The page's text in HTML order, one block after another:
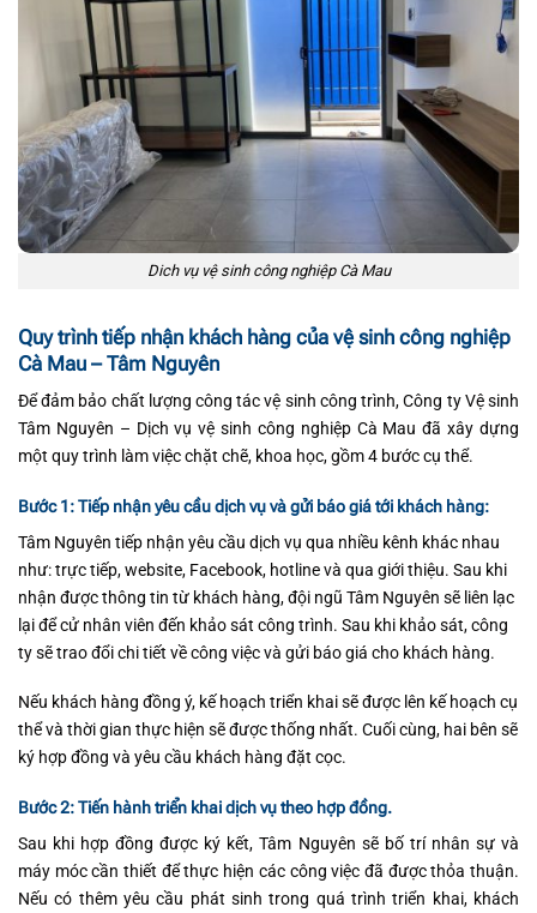
Dich vụ vệ sinh công nghiệp Cà Mau
Quy trình tiếp nhận khách hàng của vệ sinh công nghiệp
Cà Mau – Tâm Nguyên
Để đảm bảo chất lượng công tác vệ sinh công trình, Công ty Vệ sinh
Tâm Nguyên – Dịch vụ vệ sinh công nghiệp Cà Mau đã xây dựng
một quy trình làm việc chặt chẽ, khoa học, gồm 4 bước cụ thể.
Bước 1: Tiếp nhận yêu cầu dịch vụ và gửi báo giá tới khách hàng:
Tâm Nguyên tiếp nhận yêu cầu dịch vụ qua nhiều kênh khác nhau
như: trực tiếp, website, Facebook, hotline và qua giới thiệu. Sau khi
nhận được thông tin từ khách hàng, đội ngũ Tâm Nguyên sẽ liên lạc
lại để cử nhân viên đến khảo sát công trình. Sau khi khảo sát, công
ty sẽ trao đổi chi tiết về công việc và gửi báo giá cho khách hàng.
Nếu khách hàng đồng ý, kế hoạch triển khai sẽ được lên kế hoạch cụ
thể và thời gian thực hiện sẽ được thống nhất. Cuối cùng, hai bên sẽ
ký hợp đồng và yêu cầu khách hàng đặt cọc.
Bước 2: Tiến hành triển khai dịch vụ theo hợp đồng.
Sau khi hợp đồng được ký kết, Tâm Nguyên sẽ bố trí nhân sự và
máy móc cần thiết để thực hiện các công việc đã được thỏa thuận.
Nếu có thêm yêu cầu phát sinh trong quá trình triển khai, khách